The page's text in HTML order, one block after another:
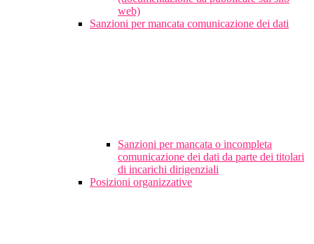
web)
Sanzioni per mancata comunicazione dei dati
Sanzioni per mancata o incompleta
comunicazione dei dati da parte dei titolari
di incarichi dirigenziali
Posizioni organizzative